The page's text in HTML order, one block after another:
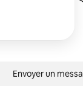
Envoyer un